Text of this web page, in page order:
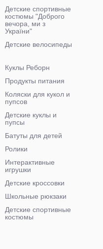
Детские спортивные
костюмы "Доброго
вечора, ми з
України"
Детские велосипеды
Куклы Реборн
Продукты питания
Коляски для кукол и
пупсов
Детские куклы и
пупсы
Батуты для детей
Ролики
Интерактивные
игрушки
Детские кроссовки
Школьные рюкзаки
Детские спортивные
костюмы